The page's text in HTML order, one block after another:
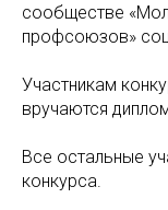
сообществе
профсоюзов»
Участникам
вручаются
Все остальные
конкурса.